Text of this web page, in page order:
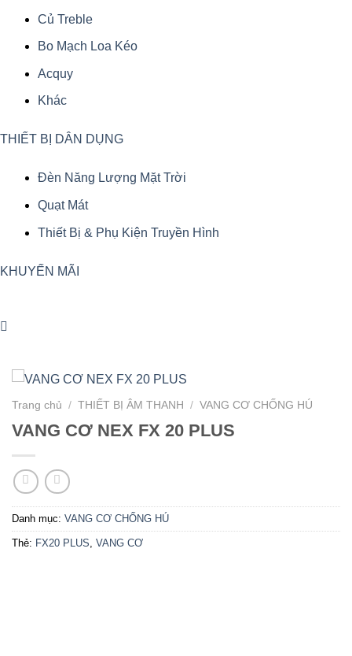
Củ Treble
Bo Mạch Loa Kéo
Acquy
Khác
THIẾT BỊ DÂN DỤNG
Đèn Năng Lượng Mặt Trời
Quạt Mát
Thiết Bị & Phụ Kiện Truyền Hình
KHUYẾN MÃI
Trang chủ / THIẾT BỊ ÂM THANH / VANG CƠ CHỐNG HÚ
VANG CƠ NEX FX 20 PLUS
Danh mục: VANG CƠ CHỐNG HÚ
Thẻ: FX20 PLUS, VANG CƠ